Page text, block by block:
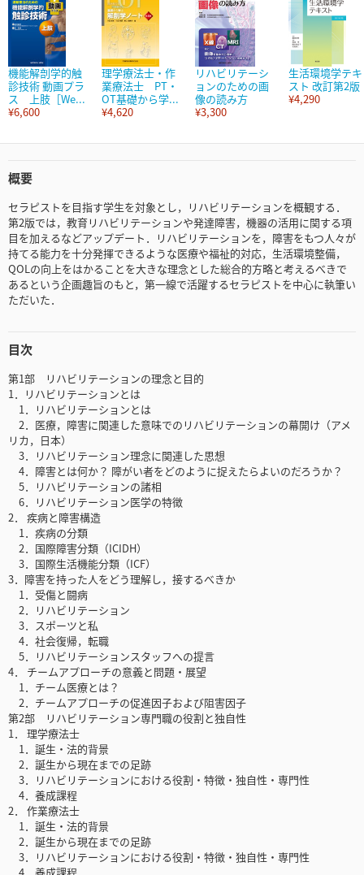
機能解剖学的触
診技術 動画プラ
ス 上肢［We...
¥6,600
理学療法士・作
業療法士 PT・
OT基礎から学...
¥4,620
リハビリテーシ
ョンのための画
像の読み方
¥3,300
生活環境学テキ
スト 改訂第2版
¥4,290
概要
セラピストを目指す学生を対象とし，リハビリテーションを概観する．
第2版では，教育リハビリテーションや発達障害，機器の活用に関する項
目を加えるなどアップデート．リハビリテーションを，障害をもつ人々が
持てる能力を十分発揮できるような医療や福祉的対応，生活環境整備，
QOLの向上をはかることを大きな理念とした総合的方略と考えるべきで
あるという企画趣旨のもと，第一線で活躍するセラピストを中心に執筆い
ただいた．
目次
第1部 リハビリテーションの理念と目的
1．リハビリテーションとは
1．リハビリテーションとは
2．医療，障害に関連した意味でのリハビリテーションの幕開け（アメ
リカ，日本）
3．リハビリテーション理念に関連した思想
4．障害とは何か？ 障がい者をどのように捉えたらよいのだろうか？
5．リハビリテーションの諸相
6．リハビリテーション医学の特徴
2． 疾病と障害構造
1．疾病の分類
2．国際障害分類（ICIDH）
3．国際生活機能分類（ICF）
3．障害を持った人をどう理解し，接するべきか
1．受傷と闘病
2．リハビリテーション
3．スポーツと私
4．社会復帰，転職
5．リハビリテーションスタッフへの提言
4． チームアプローチの意義と問題・展望
1．チーム医療とは？
2．チームアプローチの促進因子および阻害因子
第2部 リハビリテーション専門職の役割と独自性
1． 理学療法士
1．誕生・法的背景
2．誕生から現在までの足跡
3．リハビリテーションにおける役割・特徴・独自性・専門性
4．養成課程
2． 作業療法士
1．誕生・法的背景
2．誕生から現在までの足跡
3．リハビリテーションにおける役割・特徴・独自性・専門性